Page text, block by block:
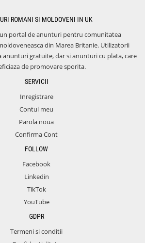
ROMANI SI MOLDOVENI IN UK
portal de anunturi pentru comunitatea
din Marea Britanie. Utilizatorii
anunturi gratuite, dar si anunturi cu plata, care
de promovare sporita.
SERVICII
Inregistrare
Contul meu
Parola noua
Confirma Cont
FOLLOW
Facebook
Linkedin
TikTok
YouTube
GDPR
Termeni si conditii